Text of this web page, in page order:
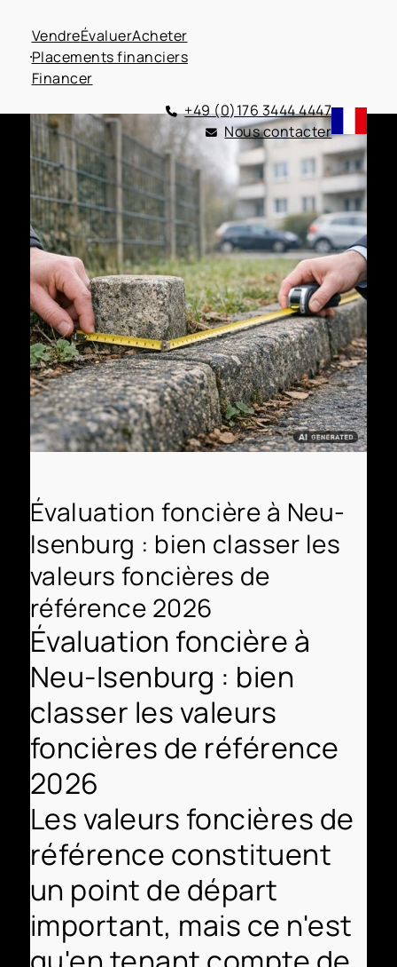
VendreÉvaluerAcheter
Placements financiers
Financer
+49 (0)176 3444 4447
Nous contacter
Évaluation foncière à Neu-
Isenburg : bien classer les
valeurs foncières de
référence 2026
Évaluation foncière à
Neu-Isenburg : bien
classer les valeurs
foncières de référence
2026
Les valeurs foncières de
référence constituent
un point de départ
important, mais ce n'est